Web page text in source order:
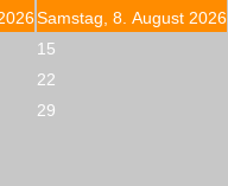
Samstag, 8. August 2026
15
22
29